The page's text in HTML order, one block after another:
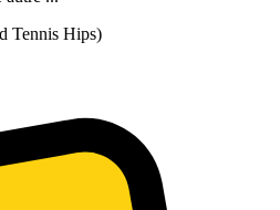
Tennis Hips)